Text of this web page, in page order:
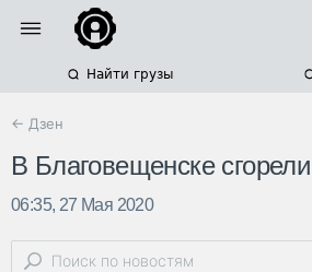
Найти грузы
← Дзен
В Благовещенске
06:35, 27 Мая 2020